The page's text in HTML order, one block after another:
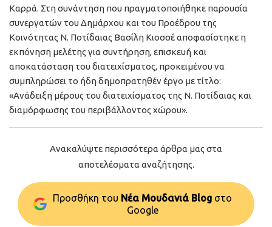
Καρρά. Στη συνάντηση που πραγματοποιήθηκε παρουσία
συνεργατών του Δημάρχου και του Προέδρου της
Κοινότητας Ν. Ποτίδαιας Βασίλη Κιοσσέ αποφασίστηκε η
εκπόνηση μελέτης για συντήρηση, επισκευή και
αποκατάσταση του διατειχίσματος, προκειμένου να
συμπληρώσει το ήδη δημοπρατηθέν έργο με τίτλο:
«Ανάδειξη μέρους του διατειχίσματος της Ν. Ποτίδαιας και
διαμόρφωσης του περιβάλλοντος χώρου».
Ανακαλύψτε περισσότερα άρθρα μας στα
αποτελέσματα αναζήτησης.
Προσθήκη του Νέα Μουδανιά Blog στo
Google